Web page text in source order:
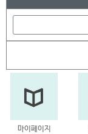
마이페이지